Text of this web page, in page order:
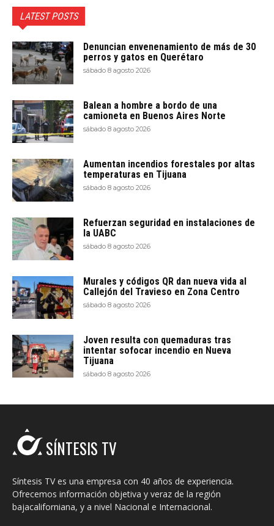
LATEST POSTS
Denuncian envenenamiento de más de 30
perros y gatos en Querétaro
sábado 8 agosto 2026
Balean a hombre a bordo de una
camioneta en Buenos Aires Norte
sábado 8 agosto 2026
Aumentan incendios forestales por altas
temperaturas en Tijuana
sábado 8 agosto 2026
Refuerzan seguridad en instalaciones de
la UABC
sábado 8 agosto 2026
Murales y códigos QR dan nueva vida al
Callejón del Travieso en Zona Centro
sábado 8 agosto 2026
Joven resulta con quemaduras tras
intentar sofocar incendio en Nueva
Tijuana
sábado 8 agosto 2026
SÍNTESIS TV
Síntesis TV es una empresa con 40 años de experiencia.
Ofrecemos información objetiva y veraz de la región
bajacaliforniana, y a nivel Nacional e Internacional.